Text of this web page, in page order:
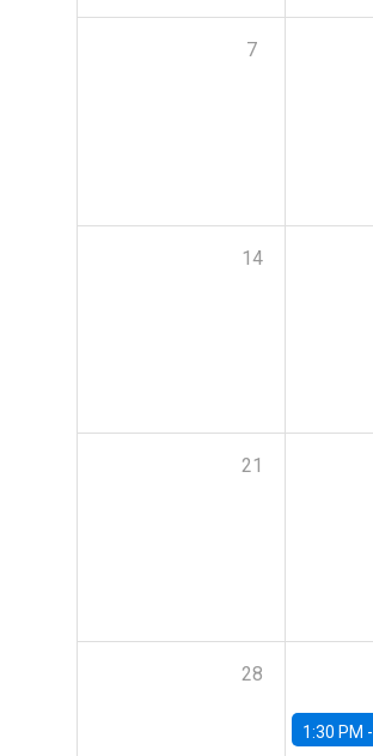
7
14
21
28
1:30 PM -